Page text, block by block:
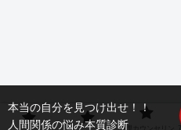
心理カウンセリン
本当の自分を見つけ出せ！！
人間関係の悩み本質診断